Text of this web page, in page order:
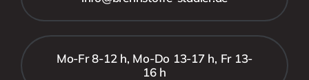
Mo-Fr 8-12 h, Mo-Do 13-17 h, Fr 13-
16 h